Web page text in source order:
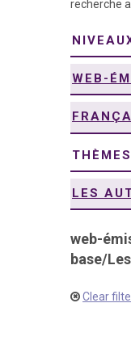
recherche
WEB-
THÈMES
LES
web-
base/
Clear